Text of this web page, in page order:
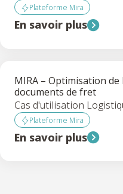
Plateforme Mira
En savoir plus
MIRA – Optimisation de
documents de fret
Cas d'utilisation
Plateforme Mira
En savoir plus